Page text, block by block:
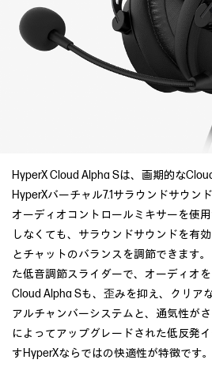
HyperX Cloud Alpha Sは、画期的な
HyperXバーチャル7.1サラウンドサウンド
オーディオコントロールミキサーを使
しなくても、サラウンドサウンドを有
とチャットのバランスを調節できます
た低音調節スライダーで、オーディオ
Cloud Alpha Sも、歪みを抑え、クリア
アルチャンバーシステムと、通気性が
によってアップグレードされた低反発
すHyperXならではの快適性が特徴です。